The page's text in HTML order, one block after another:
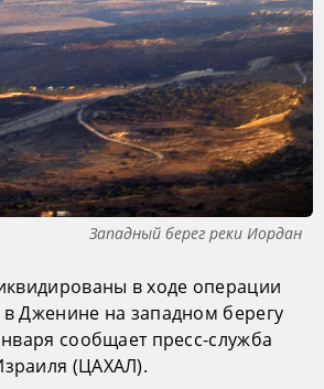
Западный берег реки Иордан
в ходе операции
Дженине на западном берегу
сообщает пресс-служба
(ЦАХАЛ).